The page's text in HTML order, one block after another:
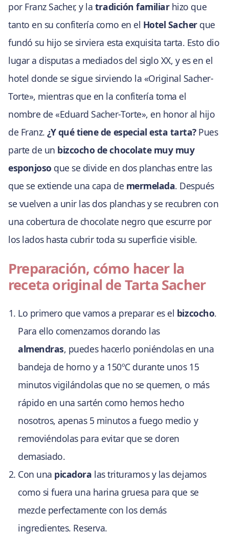
por Franz Sacher, y la tradición familiarhizo que
tanto en su confitería como en el Hotel Sacherque
fundó su hijo se sirviera esta exquisita tarta. Esto dio
lugar a disputas a mediados del siglo XX, y es en el
hotel donde se sigue sirviendo la «Original Sacher-
Torte», mientras que en la confitería toma el
nombre de «Eduard Sacher-Torte», en honor al hijo
de Franz.¿Y qué tiene de especial esta tarta?Pues
parte de un bizcocho de chocolate muy muy
esponjoso que se divide en dos planchas entre las
que se extiende una capa de mermelada. Después
se vuelven a unir las dos planchas y se recubren con
una cobertura de chocolate negro que escurre por
los lados hasta cubrir toda su superficie visible.
Preparación, cómo hacer la
receta original de Tarta Sacher
Lo primero que vamos a preparar es el bizcocho.
Para ello comenzamos dorando las
almendras, puedes hacerlo poniéndolas en una
bandeja de horno y a 150ºC durante unos 15
minutos vigilándolas que no se quemen, o más
rápido en una sartén como hemos hecho
nosotros, apenas 5 minutos a fuego medio y
removiéndolas para evitar que se doren
demasiado.
Con una picadora las trituramos y las dejamos
como si fuera una harina gruesa para que se
mezcle perfectamente con los demás
ingredientes. Reserva.